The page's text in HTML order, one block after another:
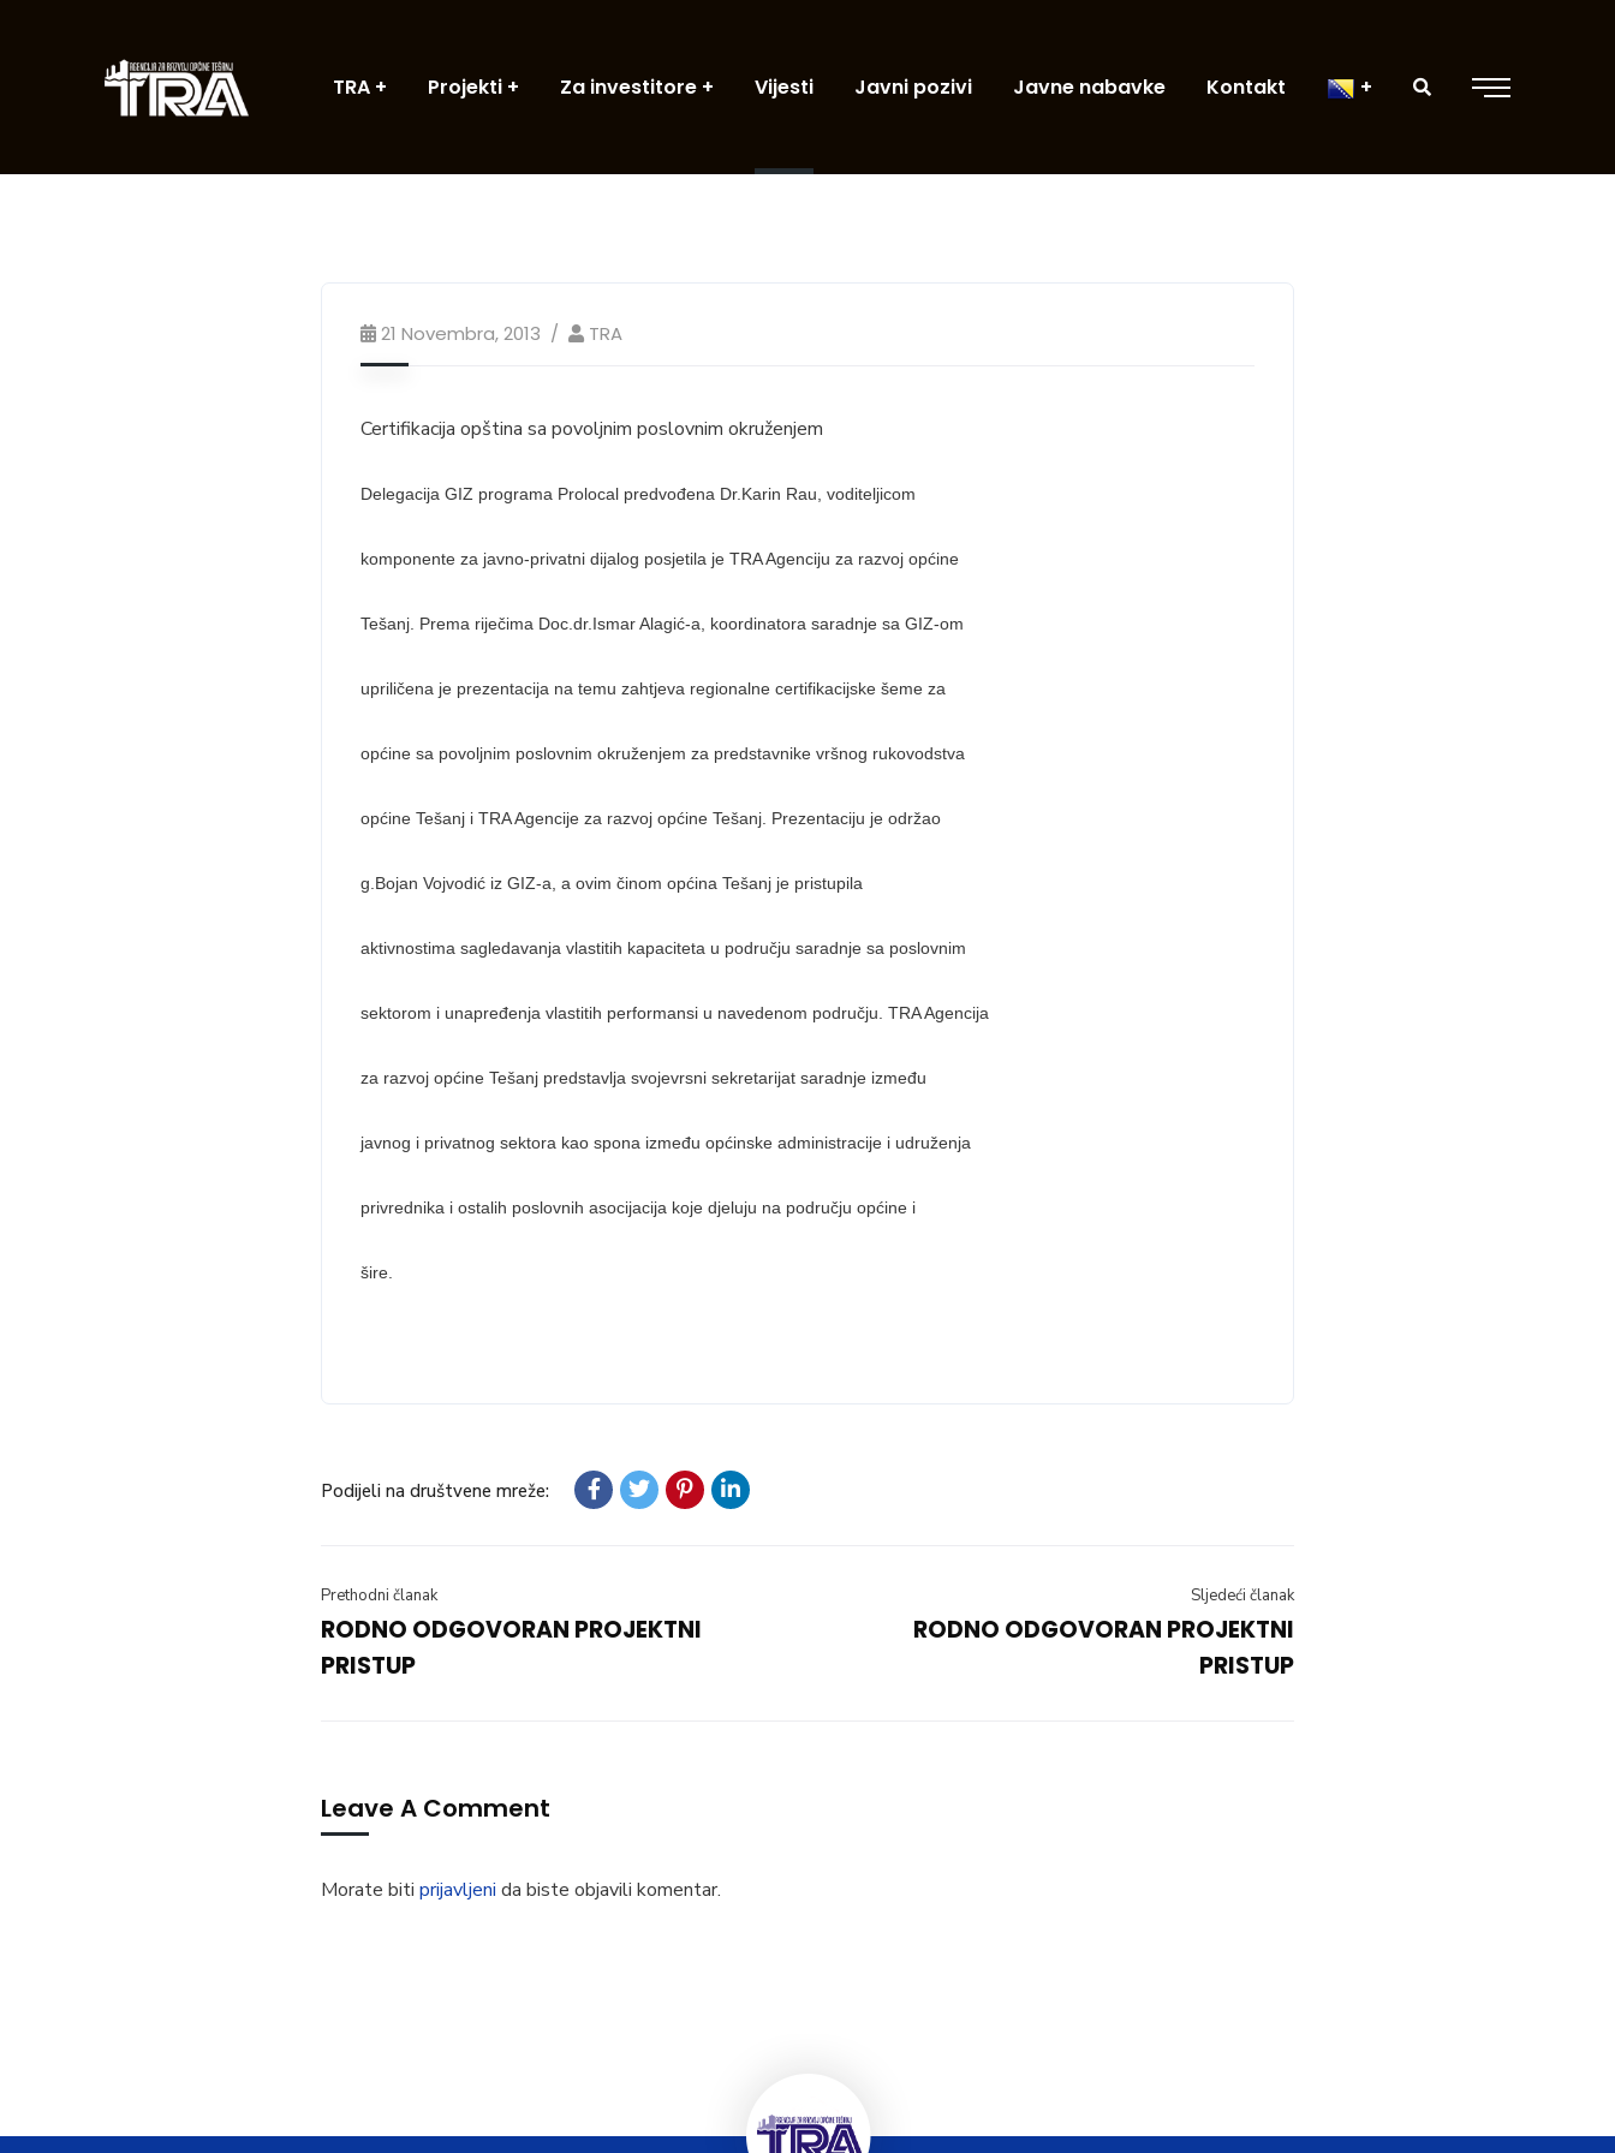
TRA Projekti Za investitore Vijesti Javni pozivi Javne nabavke Kontakt
21 Novembra, 2013 TRA
Certifikacija opština sa povoljnim poslovnim okruženjem
Delegacija GIZ programa Prolocal predvođena Dr.Karin Rau, voditeljicom
komponente za javno-privatni dijalog posjetila je TRA Agenciju za razvoj općine
Tešanj. Prema riječima Doc.dr.Ismar Alagić-a, koordinatora saradnje sa GIZ-om
upriličena je prezentacija na temu zahtjeva regionalne certifikacijske šeme za
općine sa povoljnim poslovnim okruženjem za predstavnike vršnog rukovodstva
općine Tešanj i TRA Agencije za razvoj općine Tešanj. Prezentaciju je održao
g.Bojan Vojvodić iz GIZ-a, a ovim činom općina Tešanj je pristupila
aktivnostima sagledavanja vlastitih kapaciteta u području saradnje sa poslovnim
sektorom i unapređenja vlastitih performansi u navedenom području. TRA Agencija
za razvoj općine Tešanj predstavlja svojevrsni sekretarijat saradnje između
javnog i privatnog sektora kao spona između općinske administracije i udruženja
privrednika i ostalih poslovnih asocijacija koje djeluju na području općine i
šire.
Podijeli na društvene mreže:
Prethodni članak
RODNO ODGOVORAN PROJEKTNI
PRISTUP
Sljedeći članak
RODNO ODGOVORAN PROJEKTNI
PRISTUP
Leave A Comment
Morate biti prijavljeni da biste objavili komentar.